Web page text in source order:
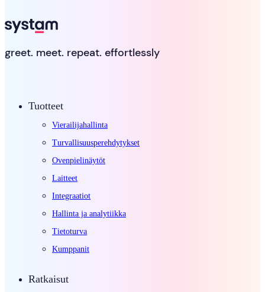
greet. meet. repeat. effortlessly
Tuotteet
Vierailijahallinta
Turvallisuusperehdytykset
Ovenpielinäytöt
Laitteet
Integraatiot
Hallinta ja analytiikka
Tietoturva
Kumppanit
Ratkaisut